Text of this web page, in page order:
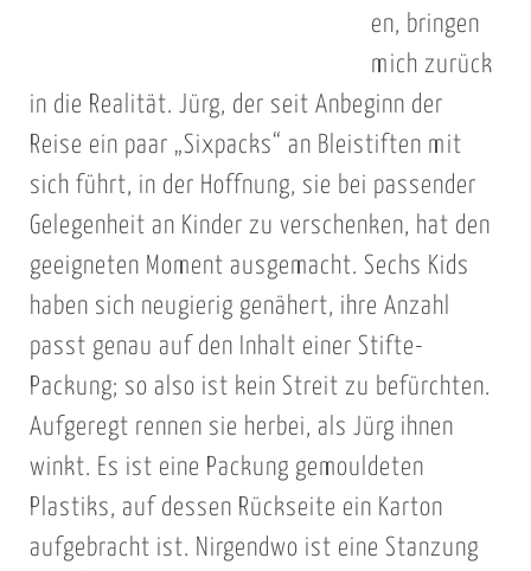
en, bringen
mich zurück
in die Realität. Jürg, der seit Anbeginn der
Reise ein paar „Sixpacks“ an Bleistiften mit
sich führt, in der Hoffnung, sie bei passender
Gelegenheit an Kinder zu verschenken, hat den
geeigneten Moment ausgemacht. Sechs Kids
haben sich neugierig genähert, ihre Anzahl
passt genau auf den Inhalt einer Stifte-
Packung; so also ist kein Streit zu befürchten.
Aufgeregt rennen sie herbei, als Jürg ihnen
winkt. Es ist eine Packung gemouldeten
Plastiks, auf dessen Rückseite ein Karton
aufgebracht ist. Nirgendwo ist eine Stanzung